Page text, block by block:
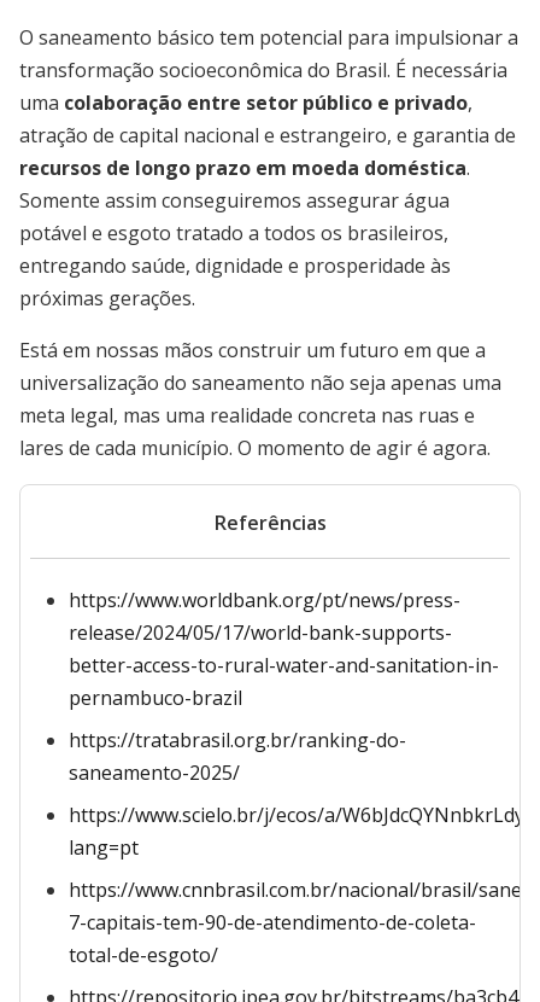
O saneamento básico tem potencial para impulsionar a
transformação socioeconômica do Brasil. É necessária
uma colaboração entre setor público e privado,
atração de capital nacional e estrangeiro, e garantia de
recursos de longo prazo em moeda doméstica.
Somente assim conseguiremos assegurar água
potável e esgoto tratado a todos os brasileiros,
entregando saúde, dignidade e prosperidade às
próximas gerações.
Está em nossas mãos construir um futuro em que a
universalização do saneamento não seja apenas uma
meta legal, mas uma realidade concreta nas ruas e
lares de cada município. O momento de agir é agora.
Referências
https://www.worldbank.org/pt/news/press-
release/2024/05/17/world-bank-supports-
better-access-to-rural-water-and-sanitation-in-
pernambuco-brazil
https://tratabrasil.org.br/ranking-do-
saneamento-2025/
https://www.scielo.br/j/ecos/a/
lang=pt
https://www.cnnbrasil.com.br/nacional/brasil/
7-capitais-tem-90-de-atendimento-de-coleta-
total-de-esgoto/